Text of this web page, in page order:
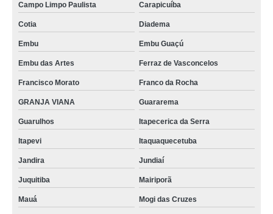
Campo Limpo Paulista Carapicuíba
Cotia Diadema
Embu Embu Guaçú
Embu das Artes Ferraz de Vasconcelos
Francisco Morato Franco da Rocha
GRANJA VIANA Guararema
Guarulhos Itapecerica da Serra
Itapevi Itaquaquecetuba
Jandira Jundiaí
Juquitiba Mairiporã
Mauá Mogi das Cruzes